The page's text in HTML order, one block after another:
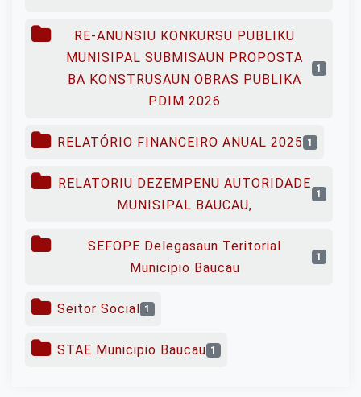
RE-ANUNSIU KONKURSU PUBLIKU
MUNISIPAL SUBMISAUN PROPOSTA
BA KONSTRUSAUN OBRAS PUBLIKA
PDIM 2026
1
RELATÓRIO FINANCEIRO ANUAL 2025 1
RELATORIU DEZEMPENU AUTORIDADE
MUNISIPAL BAUCAU,
1
SEFOPE Delegasaun Teritorial
Municipio Baucau
1
Seitor Social 1
STAE Municipio Baucau 1